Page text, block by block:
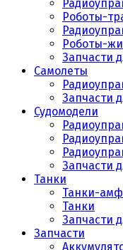
Роботы-
Роботы-
Запчасти
Самолеты
Запчасти
Судомодели
Запчасти
Танки
Танки-
Танки
Запчасти
Запчасти